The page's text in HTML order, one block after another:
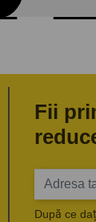
Fii
După ce